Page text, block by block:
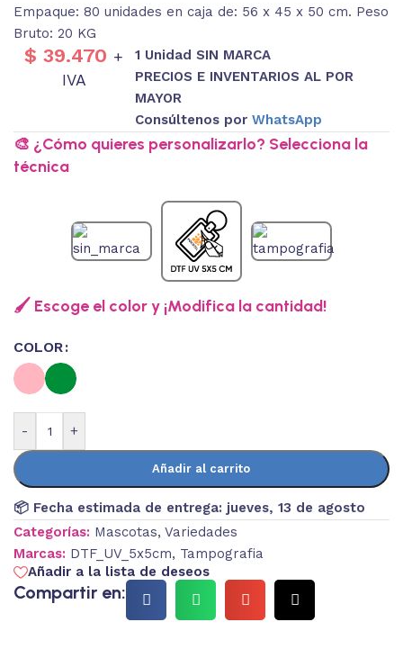
Empaque: 80 unidades en caja de: 56 x 45 x 50 cm. Peso
Bruto: 20 KG
$ 39.470 +
IVA
1 Unidad SIN MARCA
PRECIOS E INVENTARIOS AL POR
MAYOR
Consúltenos por WhatsApp
🎨 ¿Cómo quieres personalizarlo? Selecciona la
técnica
🖌️ Escoge el color y ¡Modifica la cantidad!
COLOR
- +
Añadir al carrito
📦 Fecha estimada de entrega: jueves, 13 de agosto
Categorías: Mascotas, Variedades
Marcas: DTF_UV_5x5cm, Tampografia
Añadir a la lista de deseos
Compartir en: